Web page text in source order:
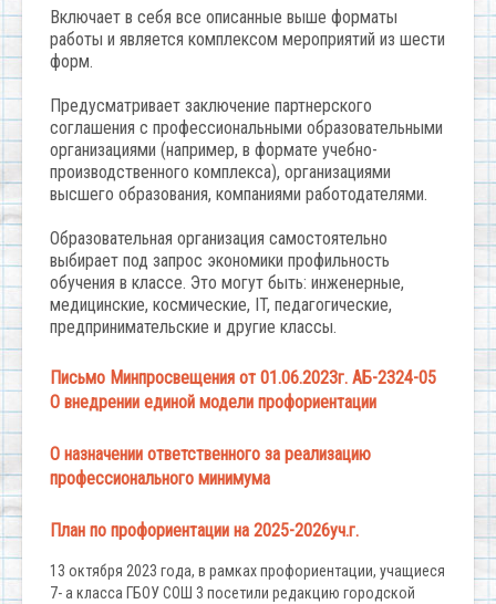
Включает в себя все описанные выше форматы
работы и является комплексом мероприятий из шести
форм.
Предусматривает заключение партнерского
соглашения с профессиональными образовательными
организациями (например, в формате учебно-
производственного комплекса), организациями
высшего образования, компаниями работодателями.
Образовательная организация самостоятельно
выбирает под запрос экономики профильность
обучения в классе. Это могут быть: инженерные,
медицинские, космические, IT, педагогические,
предпринимательские и другие классы.
Письмо Минпросвещения от 01.06.2023г. АБ-2324-05
О внедрении единой модели профориентации
О назначении ответственного за реализацию
профессионального минимума
План по профориентации на 2025-2026уч.г.
13 октября 2023 года, в рамках профориентации, учащиеся
7- а класса ГБОУ СОШ 3 посетили редакцию городской